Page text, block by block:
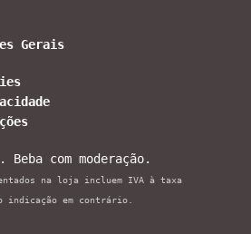
Gerais
com moderação.
na loja incluem IVA à taxa
indicação em contrário.